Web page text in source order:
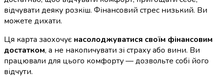
відчувати деяку розкіш. Фінансовий стрес низький. Ви
можете дихати.
Ця карта заохочує насолоджуватися своїм фінансовим
достатком, а не накопичувати зі страху або вини. Ви
працювали для цього комфорту — дозвольте собі його
відчути.